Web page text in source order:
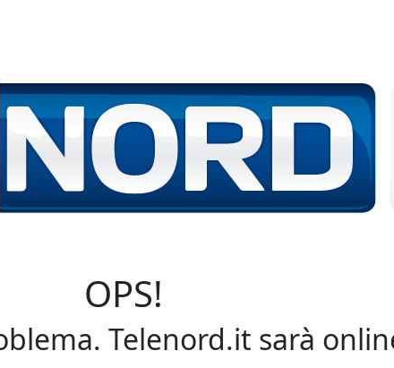
OPS!
Telenord.it sarà